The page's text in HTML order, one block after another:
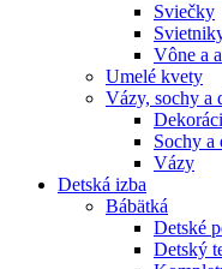
Sviečky
Vône a
Umelé kvety
Vázy, sochy a
Sochy a
Vázy
Detská izba
Bábätká
Detské
Detský